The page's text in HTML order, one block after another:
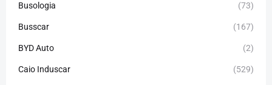
Busologia (73)
Busscar (167)
BYD Auto (2)
Caio Induscar (529)